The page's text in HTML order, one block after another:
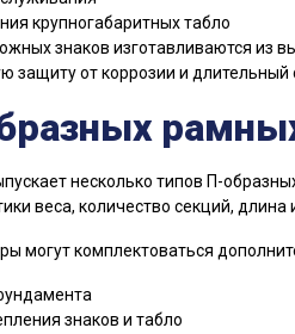
крупногабаритных табло
знаков изготавливаются из
защиту от коррозии и длительный
несколько типов П-
веса, количество секций, длина
могут комплектоваться
знаков и табло